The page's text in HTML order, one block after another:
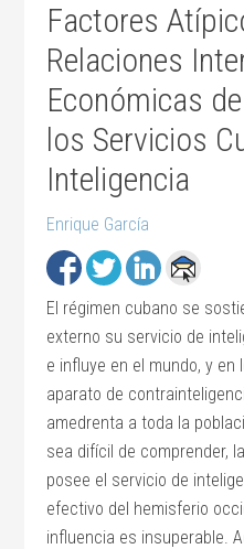
Factores
Relaciones
Económicas
los Servicios
Inteligencia
Enrique García
El régimen cubano se
externo su servicio de
e influye en el mundo, y
aparato de
amedrenta a toda la
sea difícil de comprender,
posee el servicio de
efectivo del hemisferio
influencia es insuperable.